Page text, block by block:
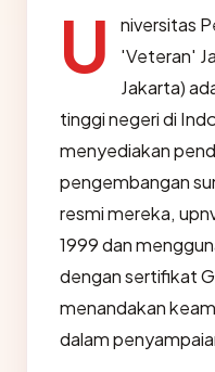
U
niversitas
'Veteran'
Jakarta)
tinggi negeri di
menyediakan
pengembangan
resmi mereka,
1999 dan
dengan sertifikat
menandakan
dalam